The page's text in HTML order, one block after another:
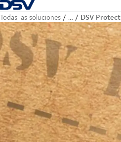
Volver a la página principal
Todas las soluciones … DSV Protect